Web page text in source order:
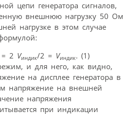
цепи генератора сигналов,
внешнюю нагрузку 50 Ом
нагрузке в этом случае
2 Vиндик/2 = Vиндик. (1)
и для него, как видно,
на дисплее генератора в
напряжение на внешней
напряжения
при индикации